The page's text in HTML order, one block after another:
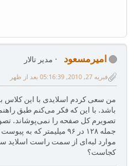
امیرمسعود
مدیر تالار
فبریه 27, 2010, 05:16:39 بعد از ظهر
من سعی کردم اسلایدی با این کلاس
باشد. با این که فکر می‌کنم طبق
تصویرم کل صفحه را نمی‌پوشاند.
جمله ۱۲۸ در ۹۶ میلیمتر
موارد لبه‌ای از سمت راست اسلاید
کجاست؟